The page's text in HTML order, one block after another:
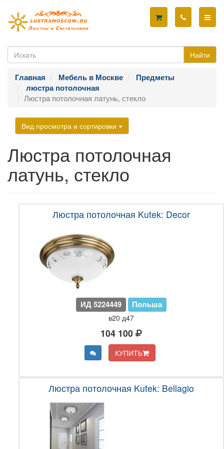
Найти
Главная Мебель в Москве
Предметы
люстра потолочная
Люстра потолочная латунь, стекло
Вид просмотра и сортировки
Люстра потолочная
латунь, стекло
Люстра потолочная Kutek: Decor
ИД 5224449 Польша
в20 д47
104 100
КУПИТЬ
Люстра потолочная Kutek: Bellagio